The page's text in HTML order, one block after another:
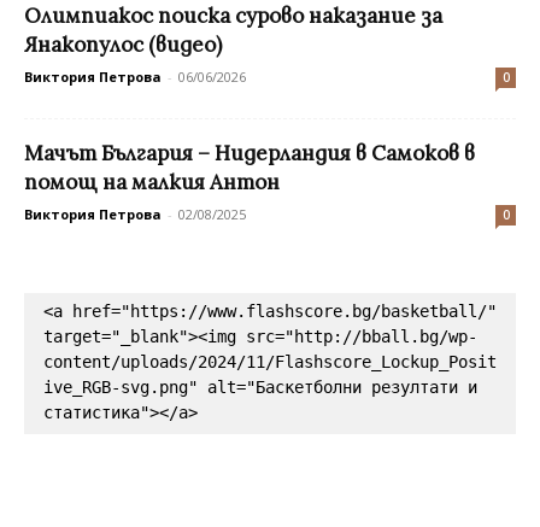
Олимпиакос поиска сурово наказание за
Янакопулос (видео)
Виктория Петрова - 06/06/2026 0
Мачът България – Нидерландия в Самоков в
помощ на малкия Антон
Виктория Петрова - 02/08/2025 0
<a href="https://www.flashscore.bg/basketball/"
target="_blank"><img src="http://bball.bg/wp-
content/uploads/2024/11/Flashscore_Lockup_Posit
ive_RGB-svg.png" alt="Баскетболни резултати и
статистика"></a>